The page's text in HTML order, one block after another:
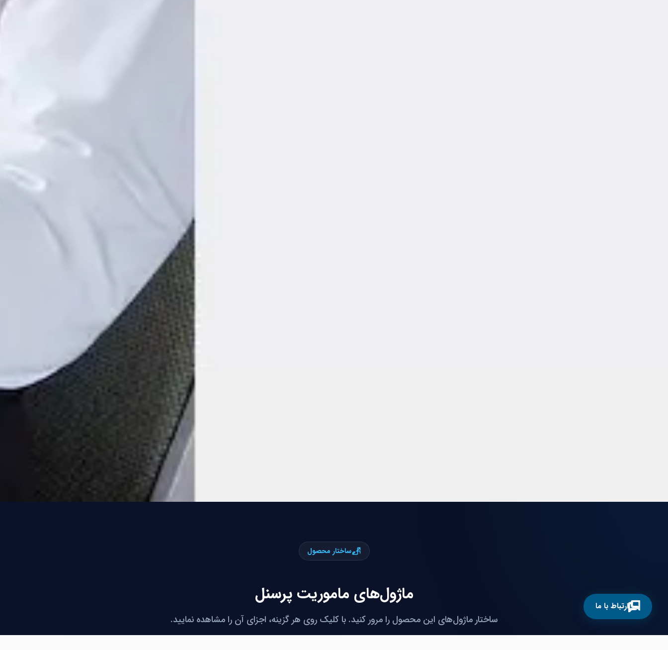
ساختار محصول
ماژول‌های ماموریت پرسنل
ساختار ماژول‌های این محصول را مرور کنید. با کلیک روی هر گزینه، اجزای آن را مشاهده نمایید.
ارتباط با ما